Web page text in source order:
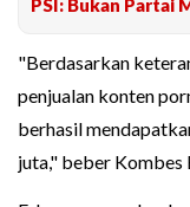
"Berdasarkan
penjualan konten
berhasil
juta," beber Kombes